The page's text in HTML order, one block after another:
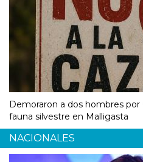
Demoraron a dos hombres
fauna silvestre en Malligasta
NACIONALES